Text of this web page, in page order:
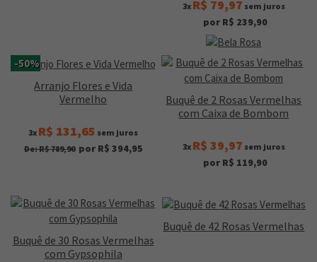
3x R$ 79,97 sem juros
por R$ 239,90
-50%
Arranjo Flores e Vida
Vermelho
3x R$ 131,65 sem juros
De: R$ 789,90 por R$ 394,95
Buquê de 2 Rosas Vermelhas
com Caixa de Bombom
3x R$ 39,97 sem juros
por R$ 119,90
Buquê de 30 Rosas Vermelhas
com Gypsophila
Buquê de 42 Rosas Vermelhas